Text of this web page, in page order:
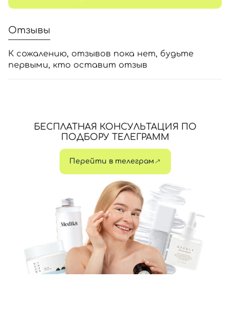
Отзывы
К сожалению, отзывов пока нет, будьте
первыми, кто оставит отзыв
БЕСПЛАТНАЯ КОНСУЛЬТАЦИЯ ПО
ПОДБОРУ ТЕЛЕГРАММ
Перейти в телеграм